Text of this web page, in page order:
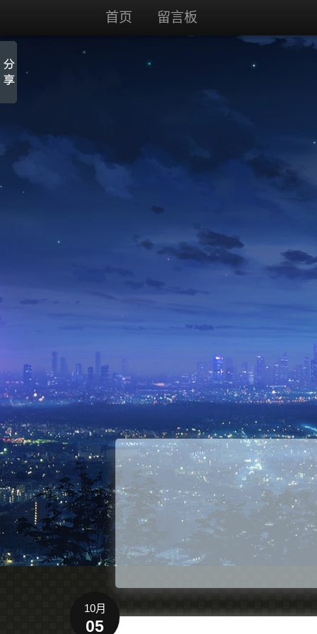
首页 留言板
10月
05